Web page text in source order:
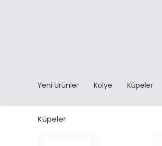
Yeni Ürünler Kolye Küpeler
Küpeler